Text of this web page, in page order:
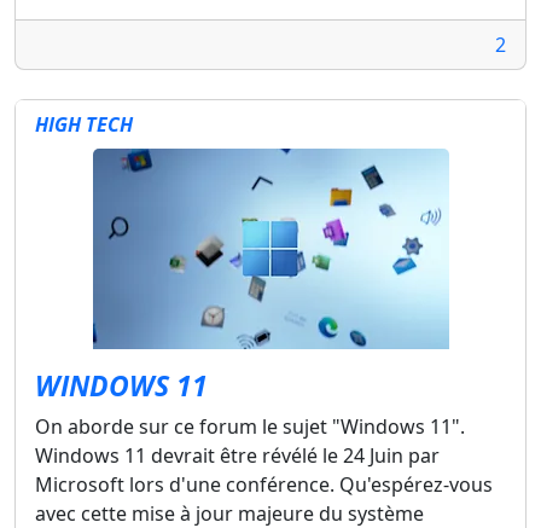
2
HIGH TECH
WINDOWS 11
On aborde sur ce forum le sujet "Windows 11".
Windows 11 devrait être révélé le 24 Juin par
Microsoft lors d'une conférence. Qu'espérez-vous
avec cette mise à jour majeure du système